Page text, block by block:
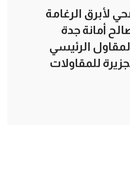
لأبرق الرغامة
أمانة جدة
الرئيسي
للمقاولات